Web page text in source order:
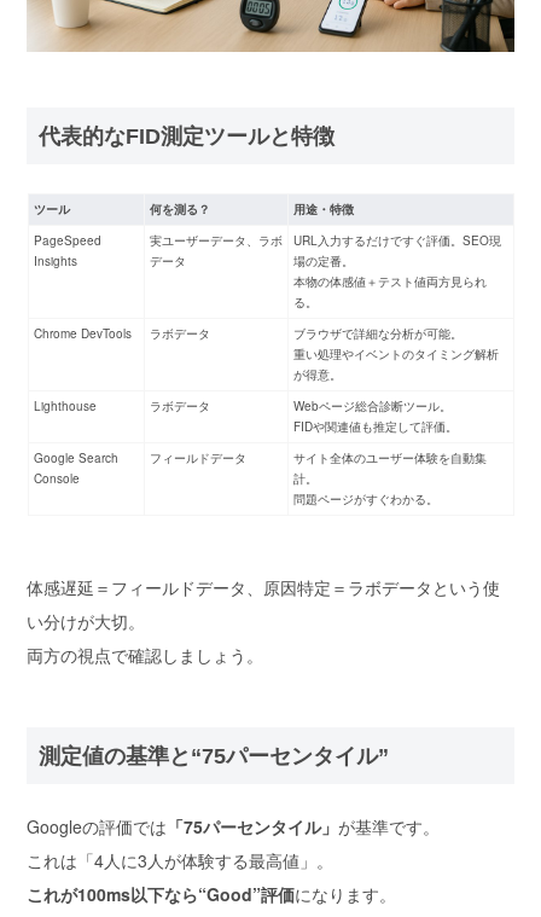
代表的なFID測定ツールと特徴
ツール 何を測る？
用途・特徴
PageSpeed
Insights
実ユーザーデータ、ラボ
データ
URL入力するだけですぐ評価。 SEO現
場の定番。
本物の体感値＋テスト値両方見られ
る。
Chrome DevTools
ラボデータ
ブラウザで詳細な分析が可能。
重い処理やイベントのタイミング解析
が得意。
Lighthouse
ラボデータ
Webページ総合診断ツール。
FIDや関連値も推定して評価。
Google Search
Console
フィールドデータ
サイト全体のユーザー体験を自動集
計。
問題ページがすぐわかる。
体感遅延＝フィールドデータ、原因特定＝ラボデータ という使
い分けが大切。
両方の視点で確認しましょう。
測定値の基準と“75パーセンタイル”
Googleの評価では 「75パーセンタイル」が基準です。
これは「4人に3人が体験する最高値」。
これが100ms以下なら“Good”評価になります。